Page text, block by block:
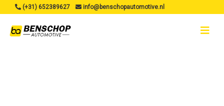
(+31) 652389627 info@benschopautomotive.nl